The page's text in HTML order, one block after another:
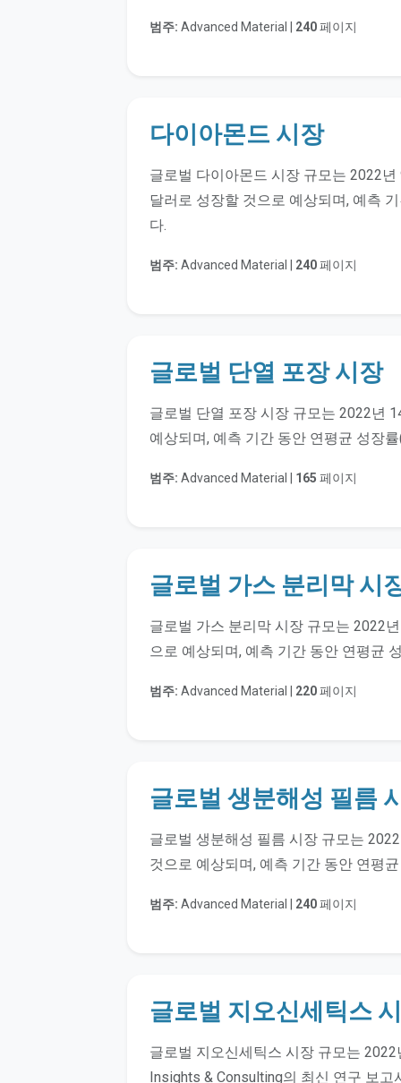
범주: Advanced Material | 240페이지
다이아몬드 시장
글로벌 다이아몬드 시장 규모는 2022
달러로 성장할 것으로 예상되며, 예측
다.
범주: Advanced Material | 240페이지
글로벌 단열 포장 시장
글로벌 단열 포장 시장 규모는 2022년
예상되며, 예측 기간 동안 연평균 성장
범주: Advanced Material | 165 페이지
글로벌 가스 분리막 시
글로벌 가스 분리막 시장 규모는 2022
으로 예상되며, 예측 기간 동안 연평균
범주: Advanced Material | 220페이지
글로벌 생분해성 필름
글로벌 생분해성 필름 시장 규모는
것으로 예상되며, 예측 기간 동안 연평
범주: Advanced Material | 240페이지
글로벌 지오신세틱스
글로벌 지오신세틱스 시장 규모는
Insights & Consulting의 최신 연구 보